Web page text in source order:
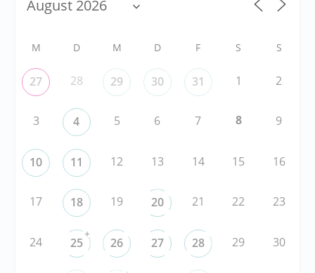
M D M D F S S
27 28 29 30 31 1 2
3 4 5 6 7 8 9
10 11 12 13 14 15 16
17 18 19 20 21 22 23
24 25
+
26 27 28 29 30